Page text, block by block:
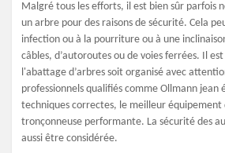
Malgré tous les efforts, il est bien sûr parfois
un arbre pour des raisons de sécurité. Cela
infection ou à la pourriture ou à une
câbles, d’autoroutes ou de voies ferrées. Il
l'abattage d’arbres soit organisé avec
professionnels qualifiés comme Ollmann jean
techniques correctes, le meilleur équipement
tronçonneuse performante. La sécurité des
aussi être considérée.